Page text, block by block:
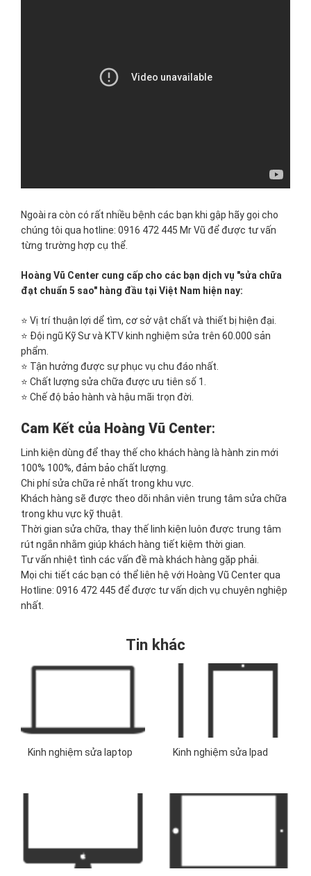
Ngoài ra còn có rất nhiều bệnh các bạn khi gập hãy gọi cho
chúng tôi qua hotline: 0916 472 445 Mr Vũ để được tư vấn
từng trường hợp cụ thể.
Hoàng Vũ Center cung cấp cho các bạn dịch vụ "sửa chữa
đạt chuẩn 5 sao" hàng đầu tại Việt Nam hiện nay:
⭐ Vị trí thuận lợi dể tìm, cơ sở vật chất và thiết bị hiện đại.
⭐ Đội ngũ Kỹ Sư và KTV kinh nghiệm sửa trên 60.000 sản
phẩm.
⭐ Tận hưởng được sự phục vụ chu đáo nhất.
⭐ Chất lượng sửa chữa được ưu tiên số 1.
⭐ Chế độ bảo hành và hậu mãi trọn đời.
Cam Kết của Hoàng Vũ Center:
Linh kiện dùng để thay thế cho khách hàng là hành zin mới
100% 100%, đảm bảo chất lượng.
Chi phí sửa chữa rẻ nhất trong khu vực.
Khách hàng sẽ được theo dõi nhân viên trung tâm sửa chữa
trong khu vực kỹ thuật.
Thời gian sửa chữa, thay thế linh kiện luôn được trung tâm
rút ngắn nhằm giúp khách hàng tiết kiệm thời gian.
Tư vấn nhiệt tình các vấn đề mà khách hàng gặp phải.
Mọi chi tiết các bạn có thể liên hệ với Hoàng Vũ Center qua
Hotline: 0916 472 445 để được tư vấn dịch vụ chuyên nghiệp
nhất.
Tin khác
Kinh nghiệm sửa laptop Kinh nghiệm sửa Ipad